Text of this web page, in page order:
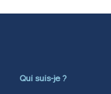
Qui suis-je ?